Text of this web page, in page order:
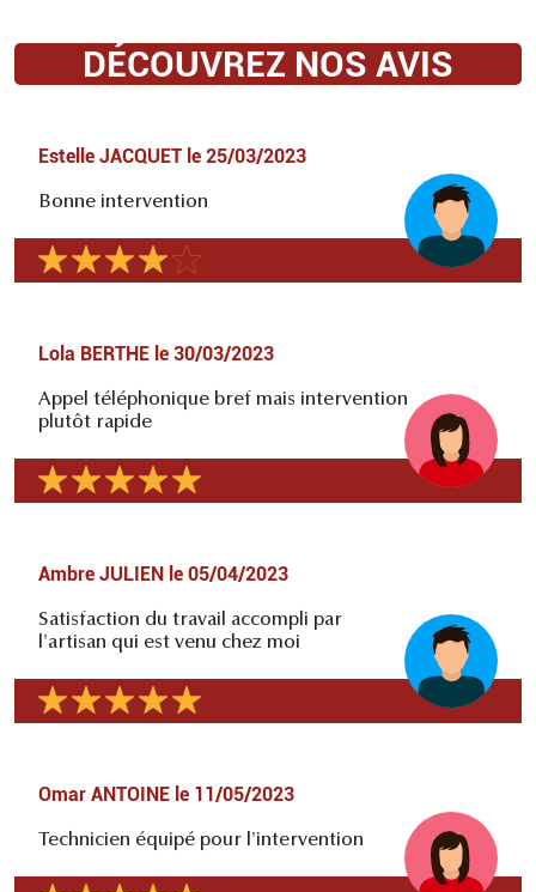
DÉCOUVREZ NOS AVIS
Estelle JACQUET le 25/03/2023
Bonne intervention
Lola BERTHE le 30/03/2023
Appel téléphonique bref mais intervention
plutôt rapide
Ambre JULIEN le 05/04/2023
Satisfaction du travail accompli par
l'artisan qui est venu chez moi
Omar ANTOINE le 11/05/2023
Technicien équipé pour l'intervention